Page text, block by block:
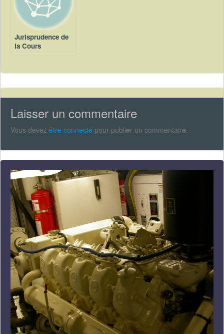
Jurisprudence de
la Cours
Équipages
Laisser un commentaire
Vous devez être connecté pour publier un commentaire.